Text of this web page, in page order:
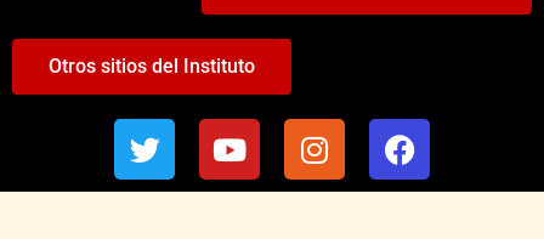
Otros sitios del Instituto